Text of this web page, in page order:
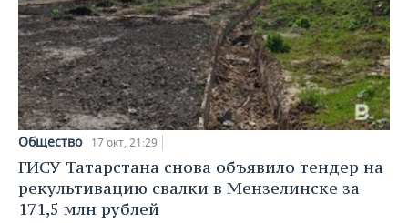
Общество 17 окт, 21:29
ГИСУ Татарстана снова объявило тендер на
рекультивацию свалки в Мензелинске за
171,5 млн рублей